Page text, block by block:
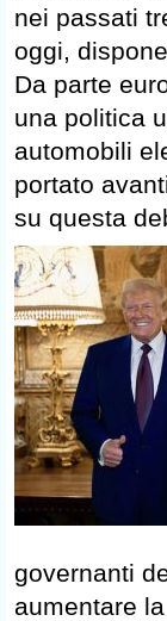
nei passati
oggi,
Da parte
una politica
automobili
portato
su questa
governanti
aumentare